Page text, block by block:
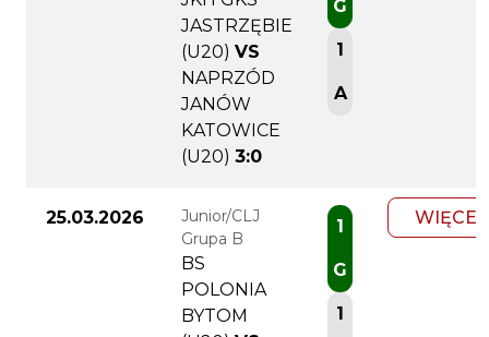
JASTRZĘBIE
(U20) VS
NAPRZÓD
JANÓW
KATOWICE
(U20) 3:0
G
1
A
25.03.2026
Junior/CLJ
Grupa B
BS
POLONIA
BYTOM
1
G
1
WIĘCEJ